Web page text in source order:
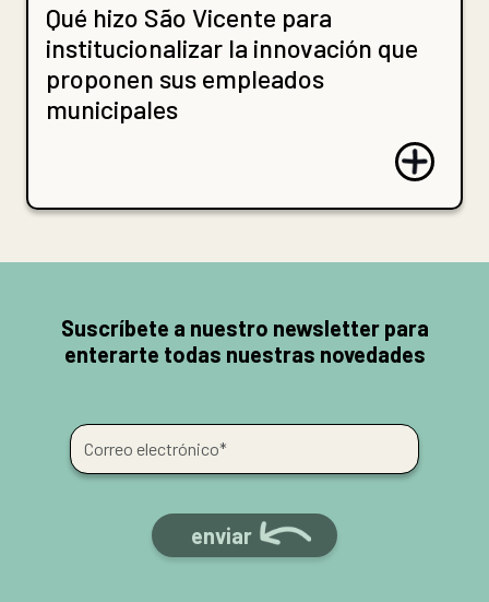
Qué hizo São Vicente para
institucionalizar la innovación que
proponen sus empleados
municipales
Suscríbete a nuestro newsletter para
enterarte todas nuestras novedades
enviar